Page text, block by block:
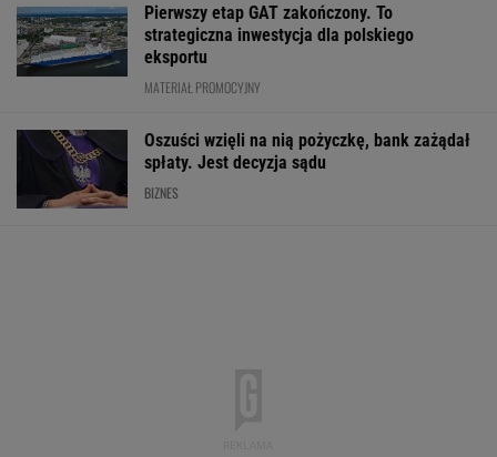
Pierwszy etap GAT zakończony. To
strategiczna inwestycja dla polskiego
eksportu
MATERIAŁ PROMOCYJNY
Oszuści wzięli na nią pożyczkę, bank zażądał
spłaty. Jest decyzja sądu
BIZNES